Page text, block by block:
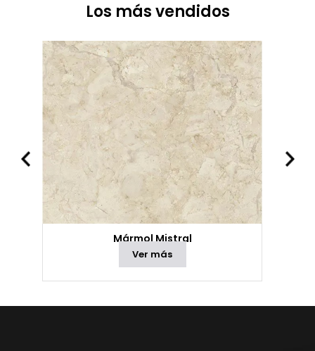
Los más vendidos
Mármol Mistral
Ver más